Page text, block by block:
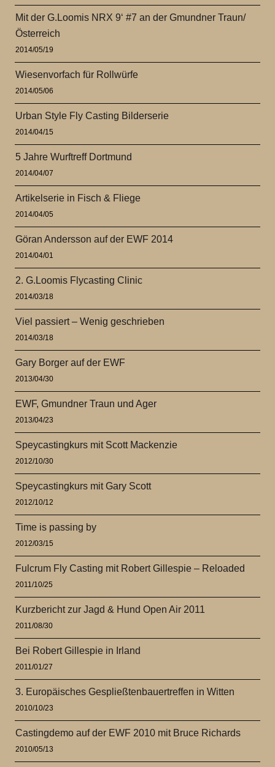
Mit der G.Loomis NRX 9‘ #7 an der Gmundner Traun/
Österreich
2014/05/19
Wiesenvorfach für Rollwürfe
2014/05/06
Urban Style Fly Casting Bilderserie
2014/04/15
5 Jahre Wurftreff Dortmund
2014/04/07
Artikelserie in Fisch & Fliege
2014/04/05
Göran Andersson auf der EWF 2014
2014/04/01
2. G.Loomis Flycasting Clinic
2014/03/18
Viel passiert – Wenig geschrieben
2014/03/18
Gary Borger auf der EWF
2013/04/30
EWF, Gmundner Traun und Ager
2013/04/23
Speycastingkurs mit Scott Mackenzie
2012/10/30
Speycastingkurs mit Gary Scott
2012/10/12
Time is passing by
2012/03/15
Fulcrum Fly Casting mit Robert Gillespie – Reloaded
2011/10/25
Kurzbericht zur Jagd & Hund Open Air 2011
2011/08/30
Bei Robert Gillespie in Irland
2011/01/27
3. Europäisches Gespließtenbauertreffen in Witten
2010/10/23
Castingdemo auf der EWF 2010 mit Bruce Richards
2010/05/13